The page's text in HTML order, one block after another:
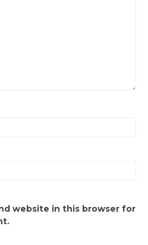
website in this browser for